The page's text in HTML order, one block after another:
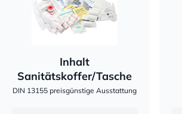
Inhalt
Sanitätskoffer/Tasche
DIN 13155 preisgünstige Ausstattung